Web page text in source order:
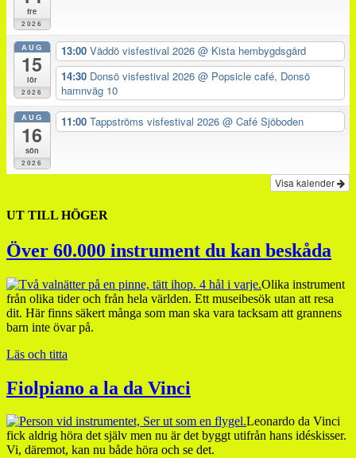
fre
2026
AUG
15
lör
2026
13:00 Väddö visfestival 2026 @ Kista hembygdsgård
14:30 Donsö visfestival 2026 @ Popsicle café, Donsö
hamnväg 10
AUG
16
sön
2026
11:00 Tappströms visfestival 2026 @ Café Sjöboden
Visa kalender
UT TILL HÖGER
Över 60.000 instrument du kan beskåda
Olika instrument
från olika tider och från hela världen. Ett museibesök utan att resa
dit. Här finns säkert många som man ska vara tacksam att grannens
barn inte övar på.
Läs och titta
Fiolpiano a la da Vinci
Leonardo da Vinci
fick aldrig höra det själv men nu är det byggt utifrån hans idéskisser.
Vi, däremot, kan nu både höra och se det.